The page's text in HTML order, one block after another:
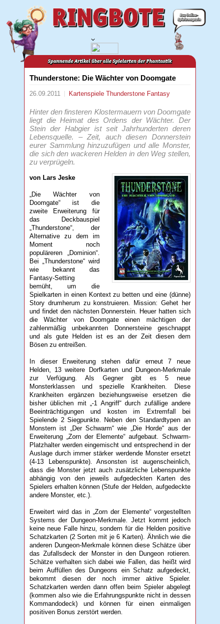
Thunderstone: Die Wächter von Doomgate
26.09.2011 KartenspieleThunderstone Fantasy
Hinter den finsteren Klostermauern von Doomgate
liegt die Heimat des Ordens der Wächter. Der
Stein der Habgier ist seit Jahrhunderten deren
Lebensquelle. – Zeit, auch diesen Donnerstein
eurer Sammlung hinzuzufügen und alle Monster,
die sich den wackeren Helden in den Weg stellen,
zu verprügeln.
von Lars Jeske
„Die Wächter von
Doomgate“ ist die
zweite Erweiterung für
das Deckbauspiel
„Thunderstone“, der
Alternative zu dem im
Moment noch
populäreren „Dominion“.
Bei „Thunderstone“ wird
wie bekannt das
Fantasy-Setting
bemüht, um die
Spielkarten in einen Kontext zu betten und eine (dünne)
Story drumherum zu konstruieren. Mission: Gehet her
und findet den nächsten Donnerstein. Heuer hatten sich
die Wächter von Doomgate einen mächtigen der
zahlenmäßig unbekannten Donnersteine geschnappt
und als gute Helden ist es an der Zeit diesen dem
Bösen zu entreißen.
In dieser Erweiterung stehen dafür erneut 7 neue
Helden, 13 weitere Dorfkarten und Dungeon-Merkmale
zur Verfügung. Als Gegner gibt es 5 neue
Monsterklassen und spezielle Krankheiten. Diese
Krankheiten ergänzen beziehungsweise ersetzen die
bisher üblichen mit „-1 Angriff“ durch zufällige andere
Beeinträchtigungen und kosten im Extremfall bei
Spielende 2 Siegpunkte. Neben den Standardtypen an
Monstern ist „Der Schwarm“ wie „Die Horde“ aus der
Erweiterung „Zorn der Elemente“ aufgebaut. Schwarm-
Platzhalter werden eingemischt und entsprechend in der
Auslage durch immer stärker werdende Monster ersetzt
(4-13 Lebenspunkte). Ansonsten ist augenscheinlich,
dass die Monster jetzt auch zusätzliche Lebenspunkte
abhängig von den jeweils aufgedeckten Karten des
Spielers erhalten können (Stufe der Helden, aufgedeckte
andere Monster, etc.).
Erweitert wird das in „Zorn der Elemente“ vorgestellten
Systems der Dungeon-Merkmale. Jetzt kommt jedoch
keine neue Falle hinzu, sondern für die Helden positive
Schatzkarten (2 Sorten mit je 6 Karten). Ähnlich wie die
anderen Dungeon-Merkmale können diese Schätze über
das Zufallsdeck der Monster in den Dungeon rotieren.
Schätze verhalten sich dabei wie Fallen, das heißt wird
beim Auffüllen des Dungeons ein Schatz aufgedeckt,
bekommt diesen der noch immer aktive Spieler.
Schatzkarten werden dann offen beim Spieler abgelegt
(kommen also wie die Erfahrungspunkte nicht in dessen
Kommandodeck) und können für einen einmaligen
positiven Bonus zerstört werden.